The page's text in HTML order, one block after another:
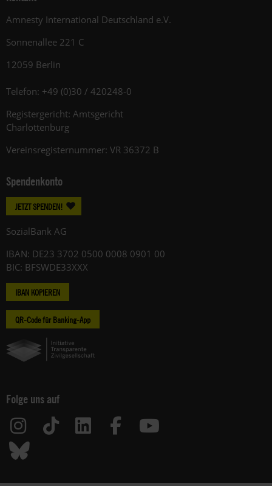
Amnesty International Deutschland e.V.
Sonnenallee 221 C
12059 Berlin
Telefon: +49 (0)30 / 420248-0
Registergericht: Amtsgericht
Charlottenburg
Vereinsregisternummer: VR 36372 B
Spendenkonto
JETZT SPENDEN!
SozialBank AG
IBAN: DE23 3702 0500 0008 0901 00
BIC: BFSWDE33XXX
IBAN KOPIEREN
QR-Code für Banking-App
Folge uns auf